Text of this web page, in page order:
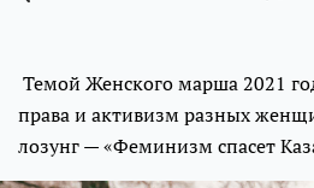
Темой Женского марша 2021
права и активизм разных
лозунг — «Феминизм спасет